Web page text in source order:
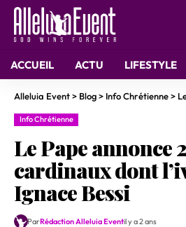
ACCUEIL ACTU LIFESTYLE
Alleluia Event> Blog> Info Chrétienne> Le
Info Chrétienne
Le Pape annonce
cardinaux dont
Ignace Bessi
ParRédaction Alleluia Eventil y a 2 ans